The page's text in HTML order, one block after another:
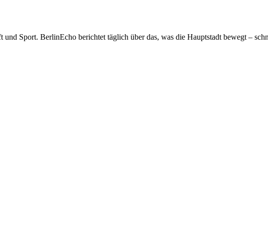
Sport. BerlinEcho berichtet täglich über das, was die Hauptstadt bewegt –